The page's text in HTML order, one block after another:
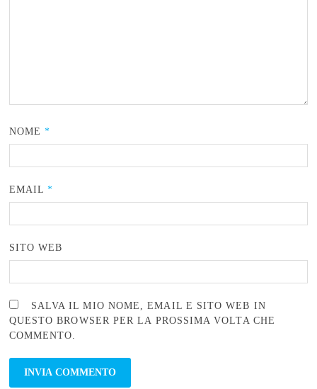
NOME*
EMAIL*
SITO WEB
SALVA IL MIO NOME, EMAIL E SITO WEB IN
QUESTO BROWSER PER LA PROSSIMA VOLTA CHE
COMMENTO.